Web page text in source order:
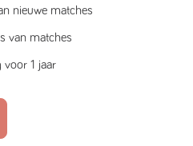
nieuwe matches
van matches
voor 1 jaar